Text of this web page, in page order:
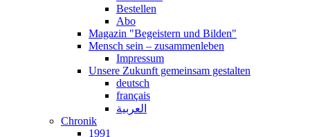
Bestellen
Abo
Magazin "Begeistern und Bilden"
Mensch sein – zusammenleben
Impressum
Unsere Zukunft gemeinsam gestalten
deutsch
français
العربية
Chronik
1991